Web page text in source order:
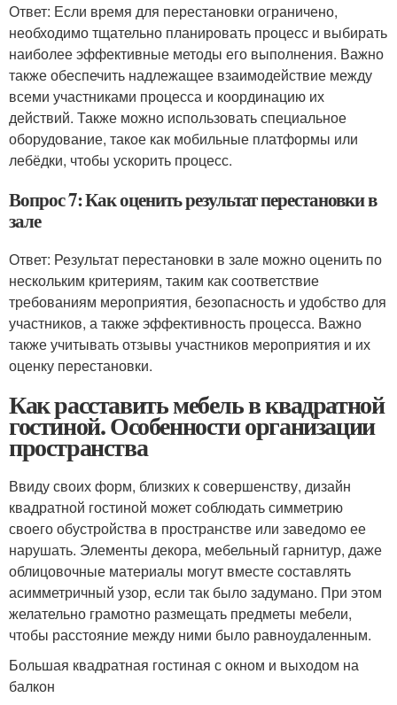
Ответ: Если время для перестановки ограничено,
необходимо тщательно планировать процесс и выбирать
наиболее эффективные методы его выполнения. Важно
также обеспечить надлежащее взаимодействие между
всеми участниками процесса и координацию их
действий. Также можно использовать специальное
оборудование, такое как мобильные платформы или
лебёдки, чтобы ускорить процесс.
Вопрос 7: Как оценить результат перестановки в
зале
Ответ: Результат перестановки в зале можно оценить по
нескольким критериям, таким как соответствие
требованиям мероприятия, безопасность и удобство для
участников, а также эффективность процесса. Важно
также учитывать отзывы участников мероприятия и их
оценку перестановки.
Как расставить мебель в квадратной
гостиной. Особенности организации
пространства
Ввиду своих форм, близких к совершенству, дизайн
квадратной гостиной может соблюдать симметрию
своего обустройства в пространстве или заведомо ее
нарушать. Элементы декора, мебельный гарнитур, даже
облицовочные материалы могут вместе составлять
асимметричный узор, если так было задумано. При этом
желательно грамотно размещать предметы мебели,
чтобы расстояние между ними было равноудаленным.
Большая квадратная гостиная с окном и выходом на
балкон